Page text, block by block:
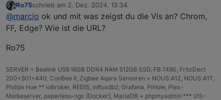
falsch formuliert, ist eine lokale remote-Verbindung
per LAN, also IP-Adresse über Browser :)
Offline
Ro75schrieb am 2. Dez. 2024, 13:34
zuletzt editiert von
@marcio ok und mit was zeigst du die Vis an? Chrom,
FF, Edge? Wie ist die URL?
Ro75
SERVER = Beelink U59 16GB DDR4 RAM 512GB SSD, FB 7490, FritzDect
200+301+440, ConBee II, Zigbee Aqara Sensoren + NOUS A1Z, NOUS A1T,
Philips Hue ** ioBroker, REDIS, influxdb2, Grafana, PiHole, Plex-
Mediaserver, paperless-ngx (Docker), MariaDB + phpmyadmin *** VIS-